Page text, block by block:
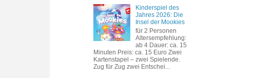
Kinderspiel des
Jahres 2026: Die
Insel der Mookies
für 2 Personen
Altersempfehlung:
ab 4 Dauer: ca. 15
Minuten Preis: ca. 15 Euro Zwei
Kartenstapel – zwei Spielende.
Zug für Zug zwei Entschei...